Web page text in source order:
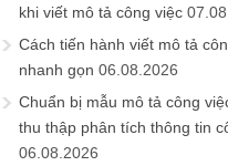
khi viết mô tả công việc
Cách tiến hành viết mô tả
nhanh gọn 06.08.2026
Chuẩn bị mẫu mô tả công
thu thập phân tích thông tin
06.08.2026